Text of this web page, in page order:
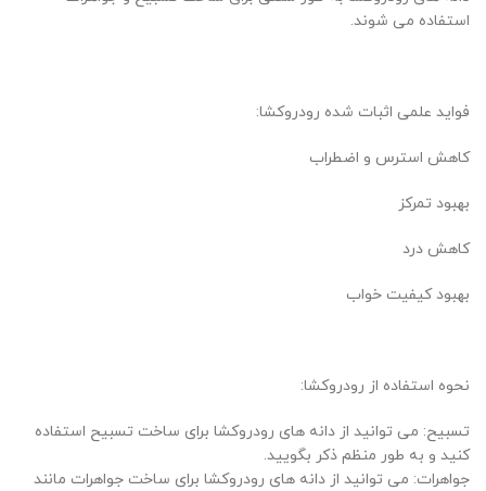
استفاده می شوند.
فواید علمی اثبات شده رودروکشا:
کاهش استرس و اضطراب
بهبود تمرکز
کاهش درد
بهبود کیفیت خواب
نحوه استفاده از رودروکشا:
تسبیح: می توانید از دانه های رودروکشا برای ساخت تسبیح استفاده
کنید و به طور منظم ذکر بگویید.
جواهرات: می توانید از دانه های رودروکشا برای ساخت جواهرات مانند